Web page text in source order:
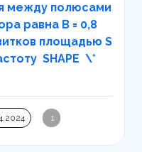
между полюсами
равна В = 0,8
площадью S
SHAPE \*
1